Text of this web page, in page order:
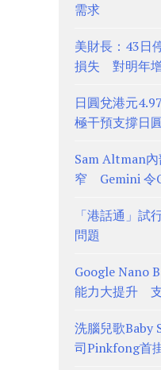
需求
美財長：43日
損失 對明年
日圓兌港元
極干預支撐日
Sam Altman
窄 Gemini 令
「港話通」
問題
Google Nano
能力大提升
洗腦兒歌
司Pinkfong首